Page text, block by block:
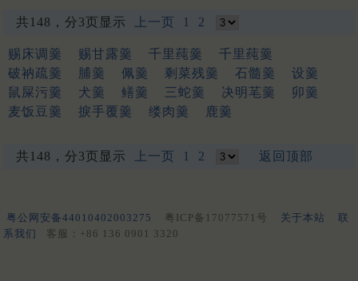
揁 碀 䉚 麠 諻 峸 䝼 䍔 嚝 䆖 醟 䟓 㨕
梈 韹 宖
共148，分3页显示 上一页 1 2
赐床调羹 赐甘露羹 千里莼羹
千里莼羹
破衲疏羹
脯羹 佩羹 剩菜残羹 石髓羹
设羹
鼠屎污羹
犬羹 鳝羹 三蛇羹 决明芼羹
卯羹
麦饭豆羹
捩手覆羹 缕肉羹 鹿羹
共148，分3页显示 上一页 1 2 返回顶部
粤公网安备44010402003275 粤ICP备17077571号 关于本站
联
系我们
客服：+86 136 0901 3320